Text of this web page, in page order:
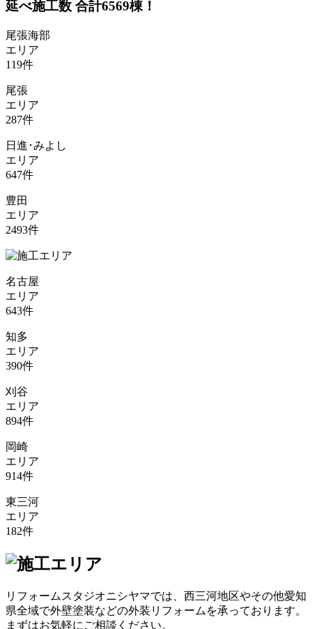
延べ施工数 合計6569棟！
尾張海部
エリア
119件
尾張
エリア
287件
日進･みよし
エリア
647件
豊田
エリア
2493件
名古屋
エリア
643件
知多
エリア
390件
刈谷
エリア
894件
岡崎
エリア
914件
東三河
エリア
182件
リフォームスタジオニシヤマでは、西三河地区やその他愛知
県全域で外壁塗装などの外装リフォームを承っております。
まずはお気軽にご相談ください。